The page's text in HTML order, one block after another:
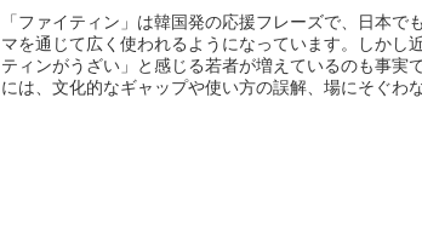
「ファイティン」は韓国発の応援フレーズで、日本で
マを通じて広く使われるようになっています。しかし
ティンがうざい」と感じる若者が増えているのも事実
には、文化的なギャップや使い方の誤解、場にそぐわ